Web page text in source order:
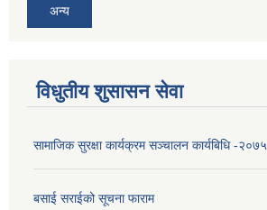
अन्य
विधुतीय शुसासन सेवा
सामाजिक सुरक्षा कार्यक्रम सञ्चालन कार्यबिधि -२०७५
बसाई सराईको सूचना फाराम